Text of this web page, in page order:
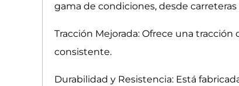
gama de condiciones, desde
Tracción Mejorada: Ofrece una
consistente.
Durabilidad y Resistencia: Está